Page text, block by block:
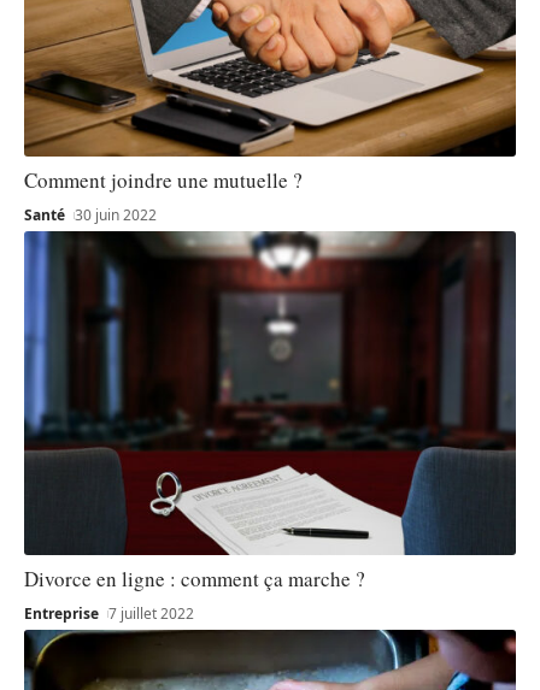
Comment joindre une mutuelle ?
Santé 30 juin 2022
Divorce en ligne : comment ça marche ?
Entreprise 7 juillet 2022